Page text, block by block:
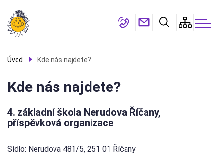
hlavnímu
Menu
navigace
škole
Žáci a
Galerie
deska
Úvod Kde nás najdete?
Kde nás najdete?
4. základní škola Nerudova Říčany,
příspěvková organizace
Sídlo: Nerudova 481/5, 251 01 Říčany